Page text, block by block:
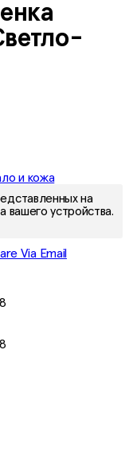
и кожа
на
вашего устройства.
Via Email